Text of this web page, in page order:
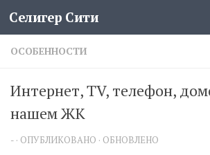
Перейти к содержимому
Селигер Сити
ОСОБЕННОСТИ
Интернет, TV, телефон,
нашем ЖК
- · ОПУБЛИКОВАНО · ОБНОВЛЕНО